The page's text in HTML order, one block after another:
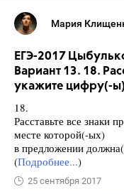
Мария
ЕГЭ-2017
Вариант 13. 18.
укажите цифру(-
18.
Расставьте все знаки
месте которой(-ых)
в предложении
(Подробнее...)
25 сентября 2017